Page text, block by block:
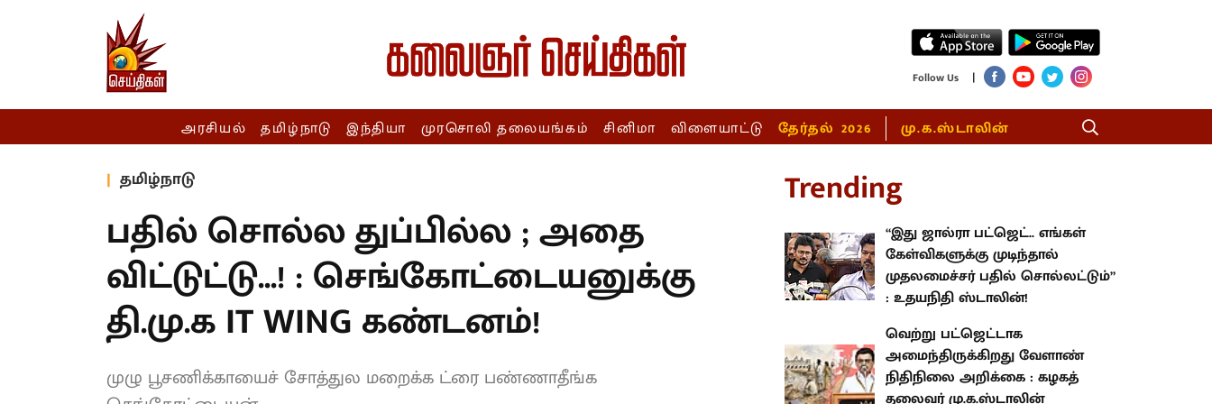
Follow Us |
அரசியல் தமிழ்நாடு இந்தியா முரசொலி தலையங்கம் சினிமா விளையாட்டு தேர்தல் 2026 மு.க.ஸ்டாலின்
தமிழ்நாடு
பதில் சொல்ல துப்பில்ல ; அதை
விட்டுட்டு...! : செங்கோட்டையனுக்கு
தி.மு.க IT WING கண்டனம்!
முழு பூசணிக்காயைச் சோத்துல மறைக்க ட்ரை பண்ணாதீங்க
Trending
“இது ஜால்ரா பட்ஜெட்.. எங்கள்
கேள்விகளுக்கு முடிந்தால்
முதலமைச்சர் பதில் சொல்லட்டும்”
: உதயநிதி ஸ்டாலின்!
வெற்று பட்ஜெட்டாக
அமைந்திருக்கிறது வேளாண்
நிதிநிலை அறிக்கை : கழகத்
தலைவர் மு.க.ஸ்டாலின்